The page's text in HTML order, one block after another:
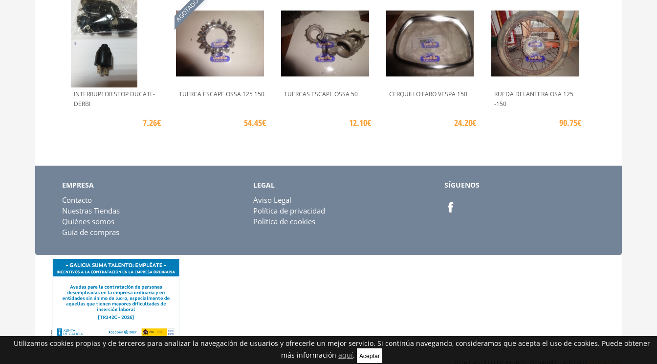
INTERRUPTOR STOP DUCATI -
DERBI
7.26€
AGOTADO
TUERCA ESCAPE OSSA 125 150
54.45€
TUERCAS ESCAPE OSSA 50
12.10€
CERQUILLO FARO VESPA 150
24.20€
RUEDA DELANTERA OSA 125
-150
90.75€
EMPRESA
Contacto
Nuestras Tiendas
Quiénes somos
Guía de compras
LEGAL
Aviso Legal
Política de privacidad
Política de cookies
SÍGUENOS
Utilizamos cookies propias y de terceros para analizar la navegación de usuarios y ofrecerle un mejor servicio. Si continúa navegando, consideramos que acepta el uso de cookies. Puede obtener
más informaciónaquí. Aceptar